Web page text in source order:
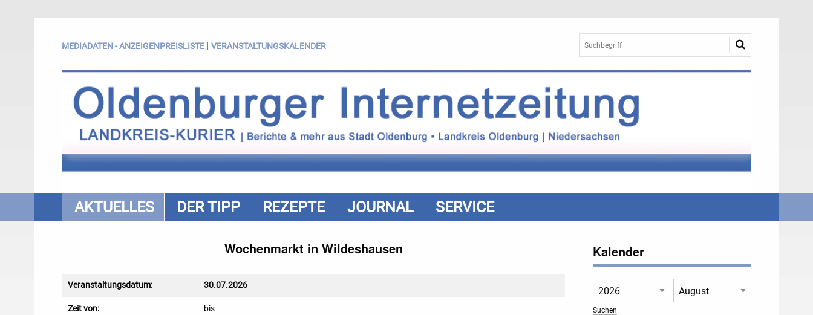
MEDIADATEN - ANZEIGENPREISLISTE | VERANSTALTUNGSKALENDER
AKTUELLES DER TIPP REZEPTE JOURNAL SERVICE
Wochenmarkt in Wildeshausen
Veranstaltungsdatum: 30.07.2026
Zeit von: bis
Kalender